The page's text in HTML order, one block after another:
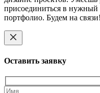
присоединиться в
портфолио. Будем на связи!
Оставить заявку